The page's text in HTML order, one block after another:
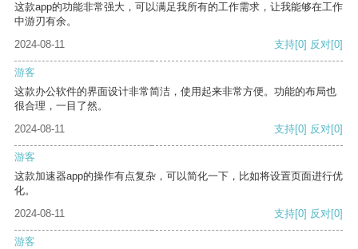
这款app的功能非常强大，可以满足我所有的工作需求，让我能够在工作
中游刃有余。
2024-08-11
支持[0] 反对[0]
游客
这款办公软件的界面设计非常简洁，使用起来非常方便。功能的布局也
很合理，一目了然。
2024-08-11
支持[0] 反对[0]
游客
这款加速器app的操作有点复杂，可以简化一下，比如将设置页面进行优
化。
2024-08-11
支持[0] 反对[0]
游客